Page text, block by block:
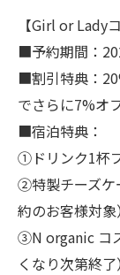
【Girl or Lady
■予約期間：
■割引特典：
でさらに7%オフ
■宿泊特典：
①ドリンク1杯
②特製チーズケ
約のお客様対象）
③N organic コ
くなり次第終了）